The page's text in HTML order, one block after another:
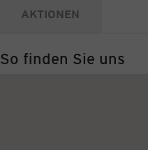
AKTIONEN
So finden Sie uns